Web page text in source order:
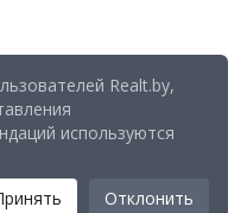
Realt.by,
используются
Отклонить